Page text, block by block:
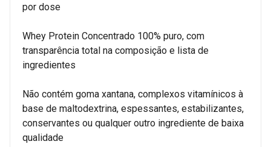
por dose
Whey Protein Concentrado 100% puro, com
transparência total na composição e lista de
ingredientes
Não contém goma xantana, complexos vitamínicos à
base de maltodextrina, espessantes, estabilizantes,
conservantes ou qualquer outro ingrediente de baixa
qualidade